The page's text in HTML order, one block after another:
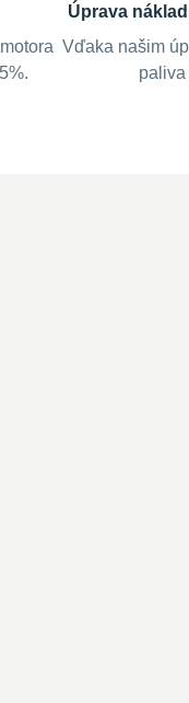
Úprava
Vďaka našim
paliva